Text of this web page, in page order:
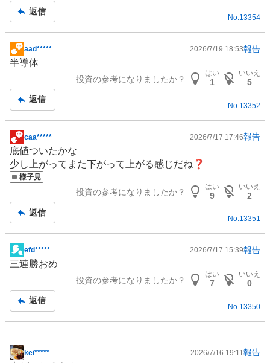
事
返信
No.13354
掲
示
事
aad***** 2026/7/19 18:53報告
半導体
投資の参考になりましたか？
はい
1
いいえ
5
返信
No. 13352
掲
示
板
記
caa***** 2026/7/17 17:46報告
底値ついたかな
少し上がってまた下がって上がる感じだね❓
様子見
投資の参考になりましたか？
はい
9
いいえ
2
返信
No.13351
掲
示
事
efd***** 2026/7/17 15:39報告
三連勝おめ
投資の参考になりましたか？
はい
7
いいえ
0
返信
No. 13350
掲
kei***** 2026/7/16 19:11 報告